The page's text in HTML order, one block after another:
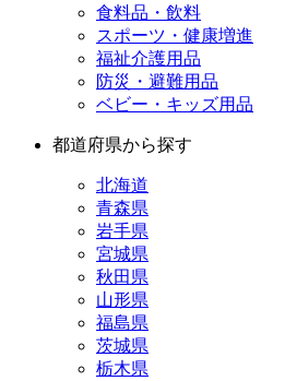
食料品・飲料
スポーツ・健康増進
福祉介護用品
防災・避難用品
ベビー・キッズ用品
都道府県から探す
北海道
青森県
岩手県
宮城県
秋田県
山形県
福島県
茨城県
栃木県